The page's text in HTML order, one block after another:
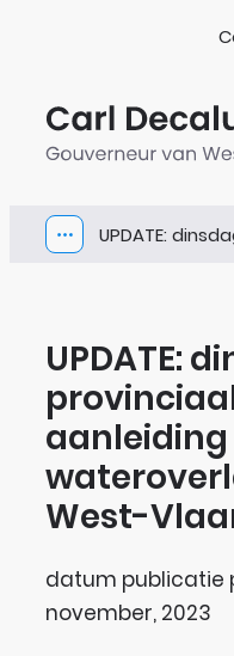
Gouverneur van
Toon alle
UPDATE: dinsdag 14/11 -
UPDATE:
West-
datum publicatie
november, 2023